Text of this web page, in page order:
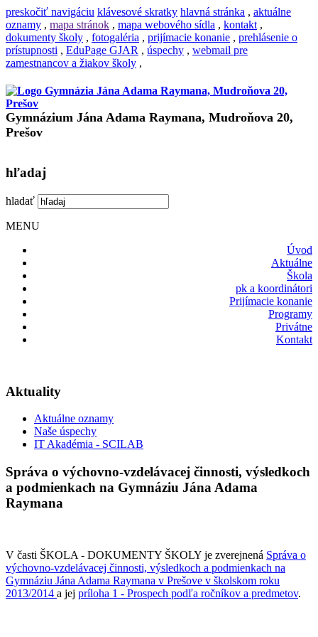
preskočiť navigáciu klávesové skratky hlavná stránka , aktuálne
oznamy , mapa stránok , mapa webového sídla , kontakt ,
dokumenty školy , fotogaléria , prijímacie konanie , prehlásenie o
prístupnosti , EduPage GJAR , úspechy , webmail pre
zamestnancov a žiakov školy ,
Gymnázium Jána Adama Raymana, Mudroňova 20,
Prešov
hľadaj
hladať
MENU
Úvod
Aktuálne
Škola
pk a koordinátori
Prijímacie konanie
Programy
Privátne
Kontakt
Aktuality
Aktuálne oznamy
Naše úspechy
IT Akadémia - SCILAB
Správa o výchovno-vzdelávacej činnosti, výsledkoch
a podmienkach na Gymnáziu Jána Adama
Raymana
V časti ŠKOLA - DOKUMENTY ŠKOLY je zverejnená Správa o
výchovno-vzdelávacej činnosti, výsledkoch a podmienkach na
Gymnáziu Jána Adama Raymana v Prešove v školskom roku
2013/2014 a jej príloha 1 - Prospech podľa ročníkov a predmetov.